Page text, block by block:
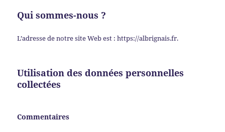
Qui sommes-nous ?
L’adresse de notre site Web est : https://albrignais.fr.
Utilisation des données personnelles
collectées
Commentaires